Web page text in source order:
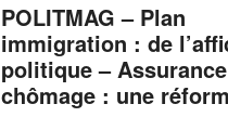
POLITMAG – Plan
immigration : de
politique – Assurance
chômage : une